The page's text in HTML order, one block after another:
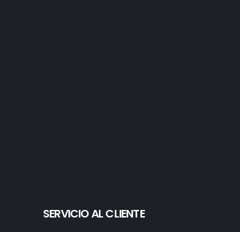
SERVICIO AL CLIENTE